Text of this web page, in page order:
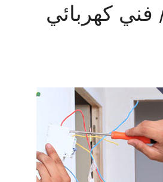
كهربائي الدعية / 66191325‬ / فني كهربائي